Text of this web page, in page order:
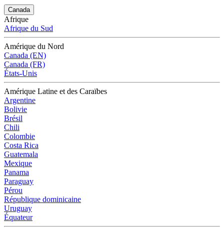
Canada
Afrique
Afrique du Sud
Amérique du Nord
Canada (EN)
Canada (FR)
États-Unis
Amérique Latine et des Caraïbes
Argentine
Bolivie
Brésil
Chili
Colombie
Costa Rica
Guatemala
Mexique
Panama
Paraguay
Pérou
République dominicaine
Uruguay
Équateur